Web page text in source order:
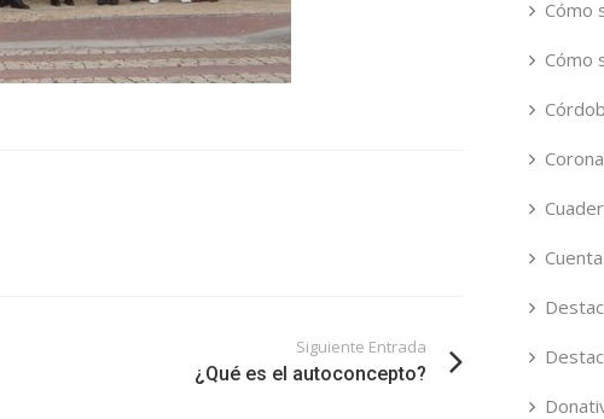
Siguiente Entrada
¿Qué es el autoconcepto?
Cómo
Cómo